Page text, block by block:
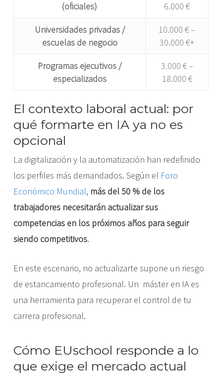
(oficiales) 6.000 €
Universidades privadas /
escuelas de negocio
10.000 € –
30.000 €+
Programas ejecutivos /
especializados
3.000 € –
18.000 €
El contexto laboral actual: por
qué formarte en IA ya no es
opcional
La digitalización y la automatización han redefinido
los perfiles más demandados. Según el Foro
Económico Mundial, más del 50 % de los
trabajadores necesitarán actualizar sus
competencias en los próximos años para seguir
siendo competitivos.
En este escenario, no actualizarte supone un riesgo
de estancamiento profesional. Un máster en IA es
una herramienta para recuperar el control de tu
carrera profesional.
Cómo EUschool responde a lo
que exige el mercado actual